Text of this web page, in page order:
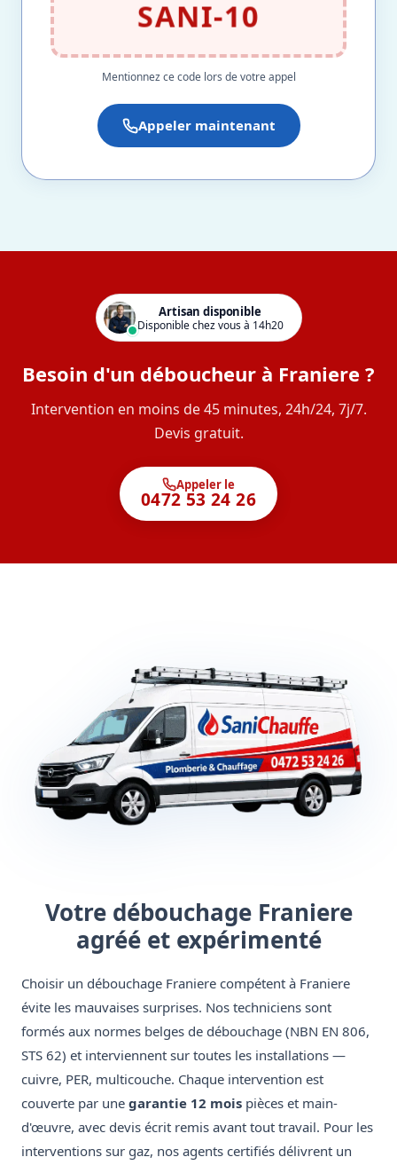
SANI-10
Mentionnez ce code lors de votre appel
Appeler maintenant
Artisan disponible
Disponible chez vous à 14h20
Besoin d'un déboucheur à Franiere ?
Intervention en moins de 45 minutes, 24h/24, 7j/7.
Devis gratuit.
Appeler le
0472 53 24 26
Votre débouchage Franiere
agréé et expérimenté
Choisir un débouchage Franiere compétent à Franiere
évite les mauvaises surprises. Nos techniciens sont
formés aux normes belges de débouchage (NBN EN 806,
STS 62) et interviennent sur toutes les installations —
cuivre, PER, multicouche. Chaque intervention est
couverte par une garantie 12 mois pièces et main-
d'œuvre, avec devis écrit remis avant tout travail. Pour les
interventions sur gaz, nos agents certifiés délivrent un